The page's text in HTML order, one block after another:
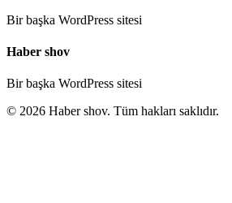
Bir başka WordPress sitesi
Haber shov
Bir başka WordPress sitesi
© 2026 Haber shov. Tüm hakları saklıdır.